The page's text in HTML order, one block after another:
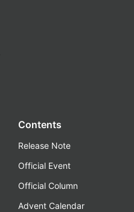
Contents
Release Note
Official Event
Official Column
Advent Calendar